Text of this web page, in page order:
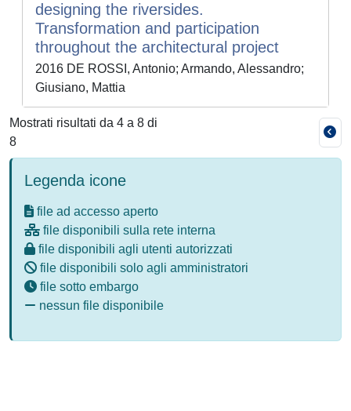
designing the riversides.
Transformation and participation
throughout the architectural project
2016 DE ROSSI, Antonio; Armando, Alessandro;
Giusiano, Mattia
Mostrati risultati da 4 a 8 di
8
Legenda icone
file ad accesso aperto
file disponibili sulla rete interna
file disponibili agli utenti autorizzati
file disponibili solo agli amministratori
file sotto embargo
nessun file disponibile